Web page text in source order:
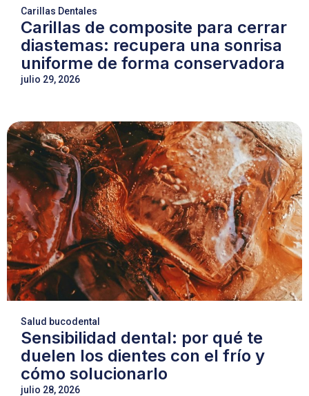
Carillas Dentales
Carillas de composite para cerrar
diastemas: recupera una sonrisa
uniforme de forma conservadora
julio 29, 2026
Salud bucodental
Sensibilidad dental: por qué te
duelen los dientes con el frío y
cómo solucionarlo
julio 28, 2026